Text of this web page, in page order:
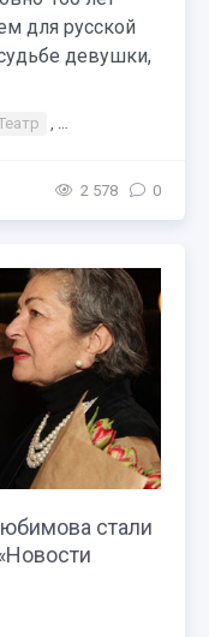
для русской
девушки,
, Тэги Театр Премия
2 578 0
стали